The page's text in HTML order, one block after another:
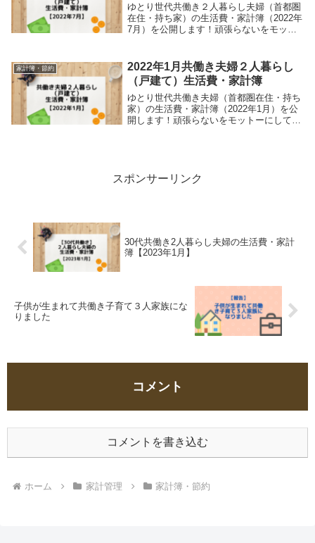
ゆとり世代共働き２人暮らし夫婦（首都圏
在住・持ち家）の生活費・家計簿（2022年
7月）を公開します！頑張らないをモット
る方の参考になると思います。
家計簿・節約
2022年1月共働き夫婦２人暮らし
（戸建て）生活費・家計簿
ゆとり世代共働き夫婦（首都圏在住・持ち
家）の生活費・家計簿（2022年1月）を公
開します！頑張らないをモットーにしてい
スポンサーリンク
30代共働き2人暮らし夫婦の生活費・家計
簿【2023年1月】
子供が生まれて共働き子育て３人家族にな
りました
コメント
コメントを書き込む
ホーム 家計管理 家計簿・節約